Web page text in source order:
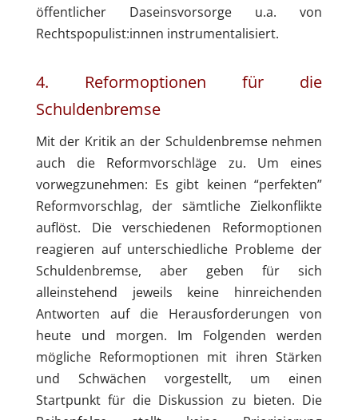
öffentlicher Daseinsvorsorge u.a. von
Rechtspopulist:innen instrumentalisiert.
4. Reformoptionen für die
Schuldenbremse
Mit der Kritik an der Schuldenbremse nehmen
auch die Reformvorschläge zu. Um eines
vorwegzunehmen: Es gibt keinen “perfekten”
Reformvorschlag, der sämtliche Zielkonflikte
auflöst. Die verschiedenen Reformoptionen
reagieren auf unterschiedliche Probleme der
Schuldenbremse, aber geben für sich
alleinstehend jeweils keine hinreichenden
Antworten auf die Herausforderungen von
heute und morgen. Im Folgenden werden
mögliche Reformoptionen mit ihren Stärken
und Schwächen vorgestellt, um einen
Startpunkt für die Diskussion zu bieten. Die